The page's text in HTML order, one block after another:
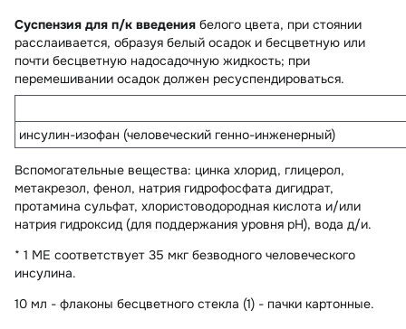
Суспензия для п/к введения белого цвета, при стоянии
расслаивается, образуя белый осадок и бесцветную или
почти бесцветную надосадочную жидкость; при
перемешивании осадок должен ресуспендироваться.
инсулин-изофан (человеческий генно-инженерный)
Вспомогательные вещества: цинка хлорид, глицерол,
метакрезол, фенол, натрия гидрофосфата дигидрат,
протамина сульфат, хлористоводородная кислота и/или
натрия гидроксид (для поддержания уровня pH), вода д/и.
* 1 МЕ соответствует 35 мкг безводного человеческого
инсулина.
10 мл - флаконы бесцветного стекла (1) - пачки картонные.